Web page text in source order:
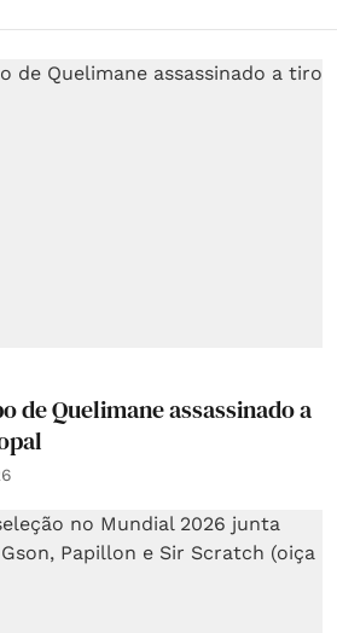
de Quelimane assassinado a